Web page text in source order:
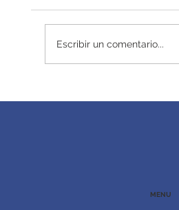
Escribir un comentario...
MENU